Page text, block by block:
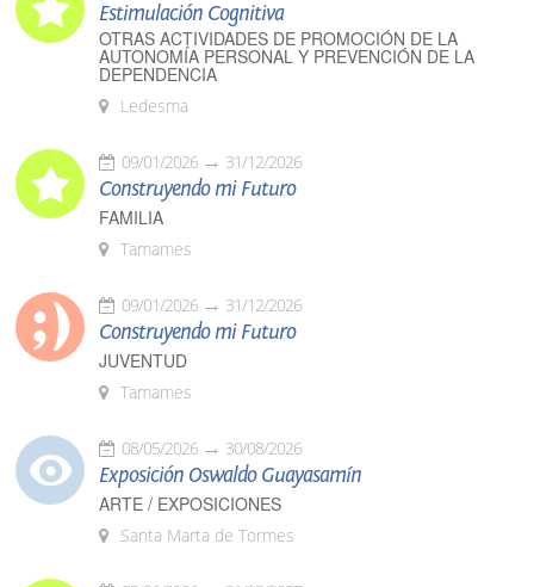
Estimulación Cognitiva
OTRAS ACTIVIDADES DE PROMOCIÓN DE LA
AUTONOMÍA PERSONAL Y PREVENCIÓN DE LA
DEPENDENCIA
Ledesma
09/01/2026 31/12/2026
Construyendo mi Futuro
FAMILIA
Tamames
09/01/2026 31/12/2026
Construyendo mi Futuro
JUVENTUD
Tamames
08/05/2026 30/08/2026
Exposición Oswaldo Guayasamín
ARTE / EXPOSICIONES
Santa Marta de Tormes